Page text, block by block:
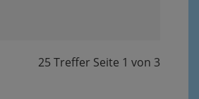
25 Treffer Seite 1 von 3